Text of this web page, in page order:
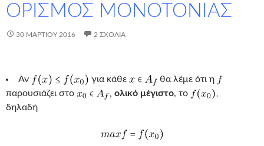
ΟΡΙΣΜΟΣ ΜΟΝΟΤΟΝΙΑΣ
30 ΜΑΡΤΊΟΥ 2016 2 ΣΧΌΛΙΑ
Αν για κάθε
θα λέμε ότι η
παρουσιάζει στο
ολικό μέγιστο, το
δηλαδή